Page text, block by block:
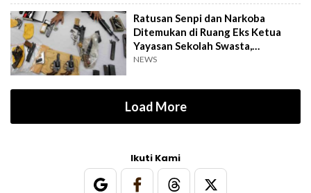
Ratusan Senpi dan Narkoba
Ditemukan di Ruang Eks Ketua
Yayasan Sekolah Swasta,
Pengelola Buka Suara
NEWS
Load More
Ikuti Kami